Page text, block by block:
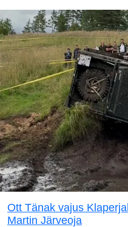
Ott Tänak vajus
Martin Järveoja